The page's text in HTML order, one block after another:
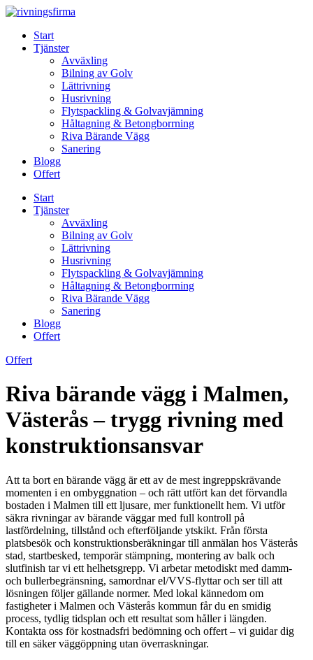
Skip
contentStart
Tjänster
Avväxling
Bilning av Golv
Lättrivning
Husrivning
Flytspackling & Golvavjämning
Håltagning & Betongborrning
Riva Bärande Vägg
Sanering
Blogg
Offert
Start
Tjänster
Avväxling
Bilning av Golv
Lättrivning
Husrivning
Flytspackling & Golvavjämning
Håltagning & Betongborrning
Riva Bärande Vägg
Sanering
Blogg
Offert
Offert
Riva bärande vägg i Malmen,
Västerås – trygg rivning med
konstruktionsansvar
Att ta bort en bärande vägg är ett av de mest ingreppskrävande
momenten i en ombyggnation – och rätt utfört kan det förvandla
bostaden i Malmen till ett ljusare, mer funktionellt hem. Vi utför
säkra rivningar av bärande väggar med full kontroll på
lastfördelning, tillstånd och efterföljande ytskikt. Från första
platsbesök och konstruktionsberäkningar till anmälan hos Västerås
stad, startbesked, temporär stämpning, montering av balk och
slutfinish tar vi ett helhetsgrepp. Vi arbetar metodiskt med damm-
och bullerbegränsning, samordnar el/VVS-flyttar och ser till att
lösningen följer gällande normer. Med lokal kännedom om
fastigheter i Malmen och Västerås kommun får du en smidig
process, tydlig tidsplan och ett resultat som håller i längden.
Kontakta oss för kostnadsfri bedömning och offert – vi guidar dig
till en säker väggöppning utan överraskningar.